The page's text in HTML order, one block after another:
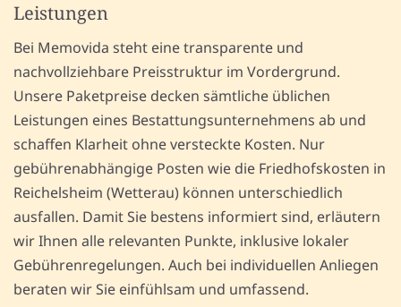
Leistungen
Bei Memovida steht eine transparente und
nachvollziehbare Preisstruktur im Vordergrund.
Unsere Paketpreise decken sämtliche üblichen
Leistungen eines Bestattungsunternehmens ab und
schaffen Klarheit ohne versteckte Kosten. Nur
gebührenabhängige Posten wie die Friedhofskosten in
Reichelsheim (Wetterau) können unterschiedlich
ausfallen. Damit Sie bestens informiert sind, erläutern
wir Ihnen alle relevanten Punkte, inklusive lokaler
Gebührenregelungen. Auch bei individuellen Anliegen
beraten wir Sie einfühlsam und umfassend.